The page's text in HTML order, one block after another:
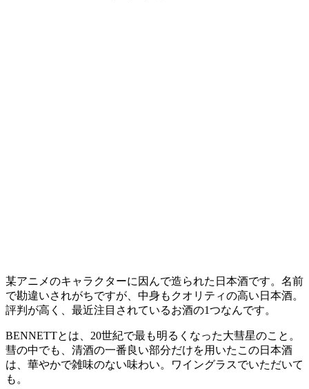
某アニメのキャラクターに因んで造られた日本酒です。名前
で勘違いされがちですが、中身もクオリティの高い日本酒。
評判が高く、最近注目されているお酒の1つなんです。
BENNETTとは、20世紀で最も明るくなった大彗星のこと。
彗の中でも、清酒の一番良い部分だけを用いたこの日本酒
は、華やかで雑味のない味わい。ワイングラスでいただいて
も。